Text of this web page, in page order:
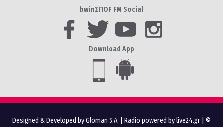
bwinΣΠΟΡ FM Social
Download App
Designed & Developed by Gloman S.A. Radio powered by live24.gr | ©